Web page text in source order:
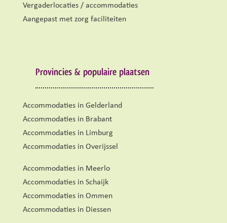
Vergaderlocaties / accommodaties
Aangepast met zorg faciliteiten
Provincies & populaire plaatsen
Accommodaties in Gelderland
Accommodaties in Brabant
Accommodaties in Limburg
Accommodaties in Overijssel
Accommodaties in Meerlo
Accommodaties in Schaijk
Accommodaties in Ommen
Accommodaties in Diessen